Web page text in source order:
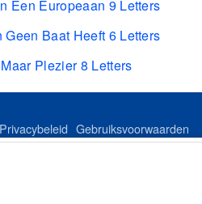
Een Europeaan 9 Letters
Geen Baat Heeft 6 Letters
Plezier 8 Letters
Privacybeleid Gebruiksvoorwaarden